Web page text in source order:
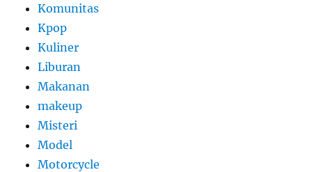
Komunitas
Kpop
Kuliner
Liburan
Makanan
makeup
Misteri
Model
Motorcycle